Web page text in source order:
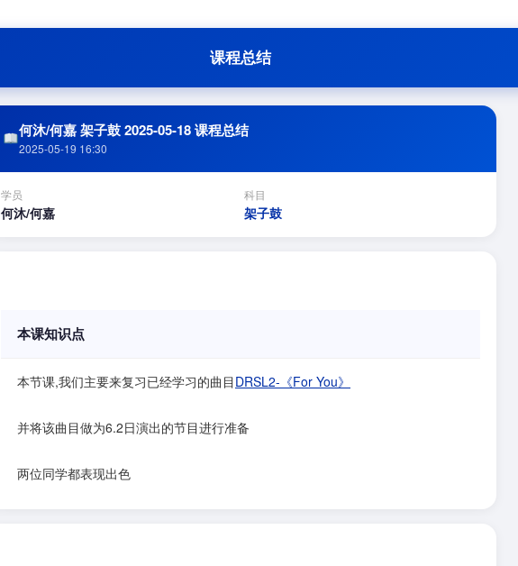
课程总结
何沐/何嘉 架子鼓 2025-05-18 课程总结
2025-05-19 16:30
学员
何沐/何嘉
科目
架子鼓
本课知识点
本节课,我们主要来复习已经学习的曲目DRSL2-《For You》
并将该曲目做为6.2日演出的节目进行准备
两位同学都表现出色